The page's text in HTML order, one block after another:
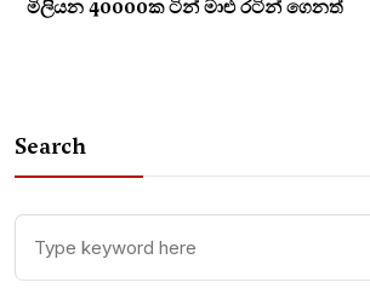
මිලියන 40000ක ටින් මාළු රටින් ගෙනත්
Search